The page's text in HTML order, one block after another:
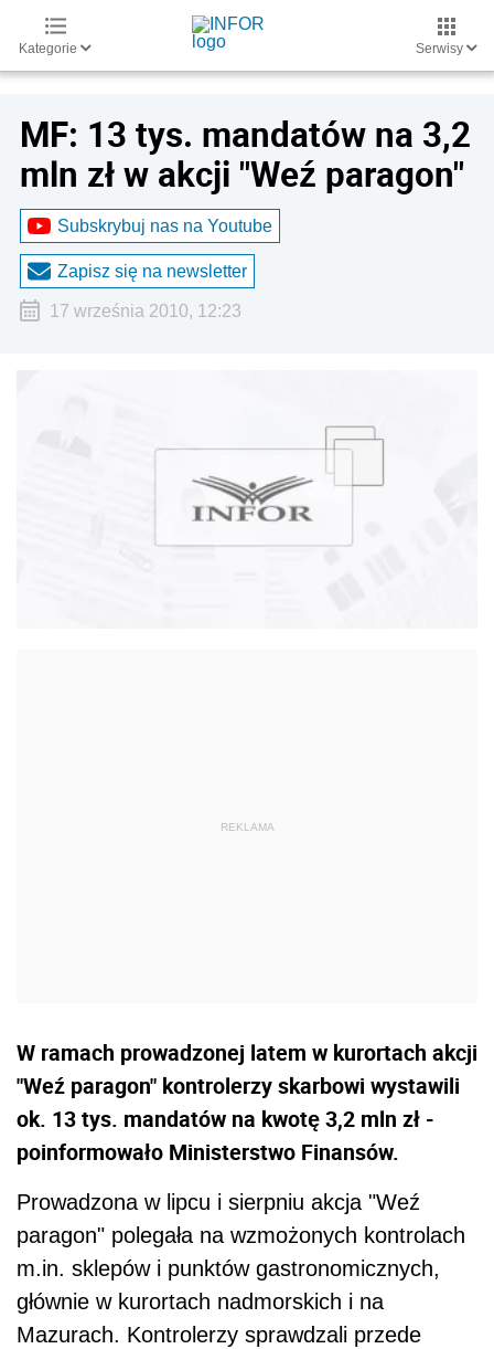
Kategorie Serwisy
MF: 13 tys. mandatów na 3,2
mln zł w akcji "Weź paragon"
Subskrybuj nas na Youtube
Zapisz się na newsletter
17 września 2010, 12:23
W ramach prowadzonej latem w kurortach akcji
"Weź paragon" kontrolerzy skarbowi wystawili
ok. 13 tys. mandatów na kwotę 3,2 mln zł -
poinformowało Ministerstwo Finansów.
Prowadzona w lipcu i sierpniu akcja "Weź
paragon" polegała na wzmożonych kontrolach
m.in. sklepów i punktów gastronomicznych,
głównie w kurortach nadmorskich i na
Mazurach. Kontrolerzy sprawdzali przede